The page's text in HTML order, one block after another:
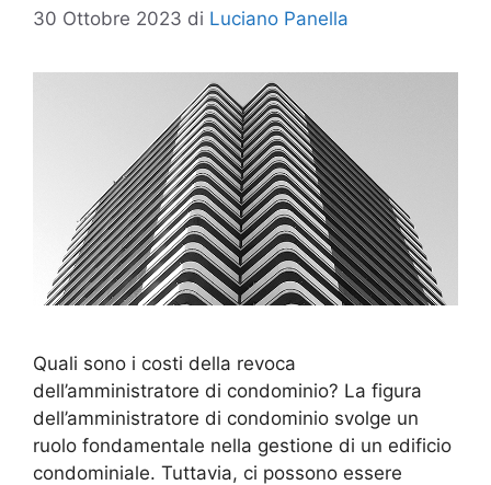
30 Ottobre 2023 di Luciano Panella
Quali sono i costi della revoca
dell’amministratore di condominio? La figura
dell’amministratore di condominio svolge un
ruolo fondamentale nella gestione di un edificio
condominiale. Tuttavia, ci possono essere